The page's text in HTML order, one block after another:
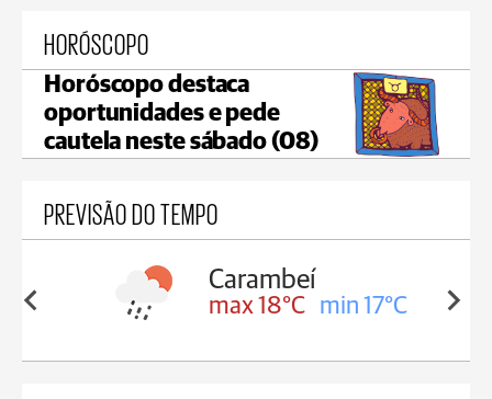
HORÓSCOPO
Horóscopo destaca
oportunidades e pede
cautela neste sábado (08)
PREVISÃO DO TEMPO
18°C
Carambeí
max 18°C min 17°C